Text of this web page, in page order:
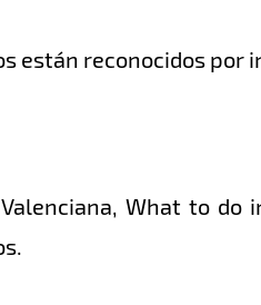
están reconocidos por
What to